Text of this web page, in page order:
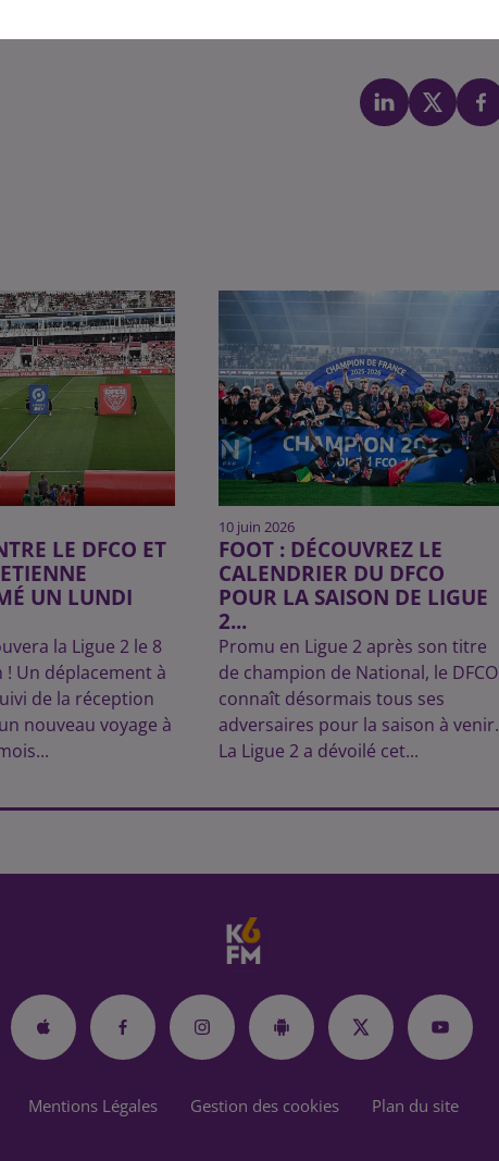
LE DFCO ET
UN LUNDI
la Ligue 2 le 8
Un déplacement à
de la réception
nouveau voyage à
10 juin 2026
FOOT : DÉCOUVREZ LE
CALENDRIER DU DFCO
POUR LA SAISON DE LIGUE
2...
Promu en Ligue 2 après son titre
de champion de National, le DFCO
connaît désormais tous ses
adversaires pour la saison à venir.
La Ligue 2 a dévoilé cet...
Mentions Légales Gestion des cookies Plan du site